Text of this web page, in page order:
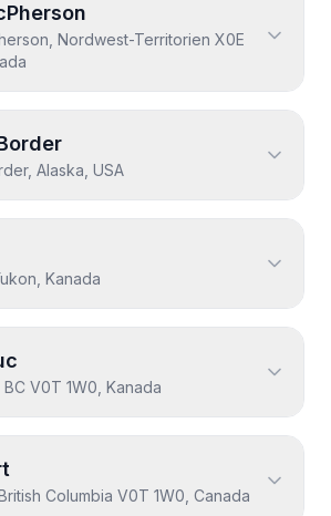
Nordwest-Territorien X0E
Alaska, USA
Kanada
V0T 1W0, Kanada
Columbia V0T 1W0, Canada